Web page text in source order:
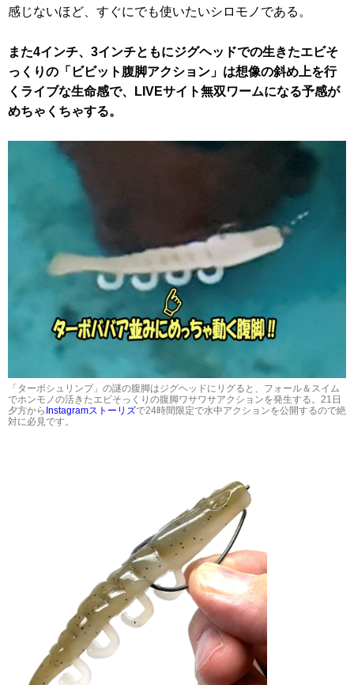
感じないほど、すぐにでも使いたいシロモノである。
また4インチ、3インチともにジグヘッドでの生きたエビそ
っくりの「ビビット腹脚アクション」は想像の斜め上を行
くライブな生命感で、LIVEサイト無双ワームになる予感が
めちゃくちゃする。
「ターボシュリンプ」の謎の腹脚はジグヘッドにリグると、フォール＆スイム
でホンモノの活きたエビそっくりの腹脚ワサワサアクションを発生する。21日
夕方から Instagramストーリズで24時間限定で水中アクションを公開するので絶
対に必見です。